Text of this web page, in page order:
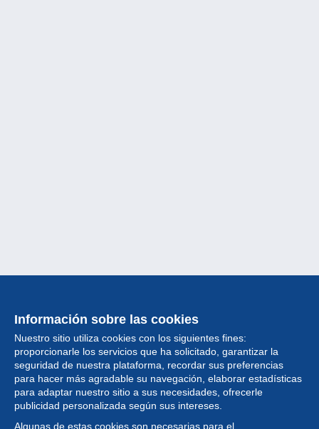
Información sobre las cookies
Nuestro sitio utiliza cookies con los siguientes fines:
proporcionarle los servicios que ha solicitado, garantizar la
seguridad de nuestra plataforma, recordar sus preferencias
para hacer más agradable su navegación, elaborar estadísticas
para adaptar nuestro sitio a sus necesidades, ofrecerle
publicidad personalizada según sus intereses.
Algunas de estas cookies son necesarias para el
Colección